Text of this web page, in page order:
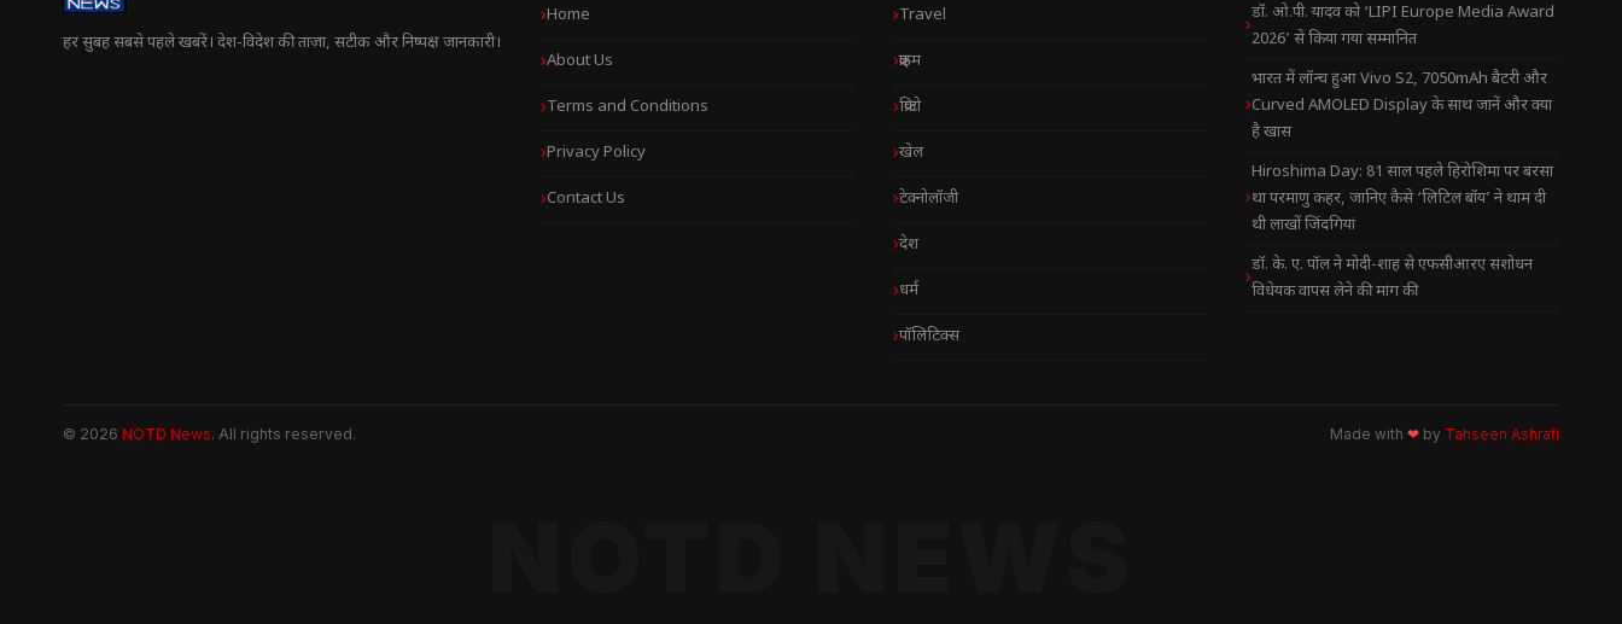
हर सुबह सबसे पहले खबरें। देश-विदेश की ताज़ा, सटीक और निष्पक्ष जानकारी।
Home
About Us
Terms and Conditions
Privacy Policy
Contact Us
Travel
क्राइम
क्रिप्टो
खेल
टेक्नोलॉजी
देश
धर्म
पॉलिटिक्स
डॉ. ओ.पी. यादव को ‘LIPI Europe Media Award
2026’ से किया गया सम्मानित
भारत में लॉन्च हुआ Vivo S2, 7050mAh बैटरी और
Curved AMOLED Display के साथ जानें और क्या
है खास
Hiroshima Day: 81 साल पहले हिरोशिमा पर बरसा
था परमाणु कहर, जानिए कैसे ‘लिटिल बॉय’ ने थाम दी
थी लाखों जिंदगियां
डॉ. के. ए. पॉल ने मोदी-शाह से एफसीआरए संशोधन
विधेयक वापस लेने की मांग की
© 2026 NOTD News. All rights reserved. Made with ❤ by Tahseen Ashrafi